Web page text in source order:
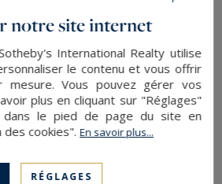
M² 17 PIÈCES
notre site internet
International Realty utilise
le contenu et vous offrir
mesure. Vous pouvez gérer vos
plus en cliquant sur "Réglages"
le pied de page du site en
des cookies".En savoir plus...
RÉGLAGES